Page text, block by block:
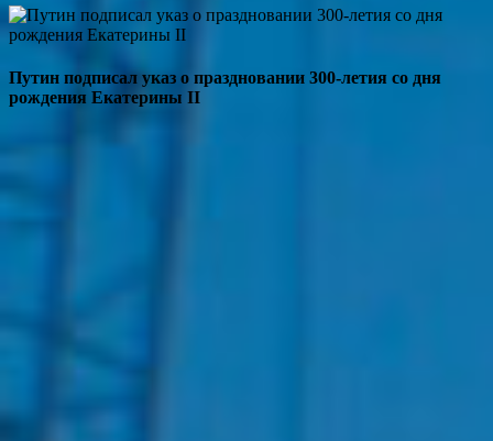
Путин подписал указ о праздновании 300-летия со дня
рождения Екатерины II